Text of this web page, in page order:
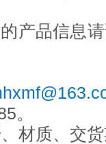
的产品信息
。
材质、交